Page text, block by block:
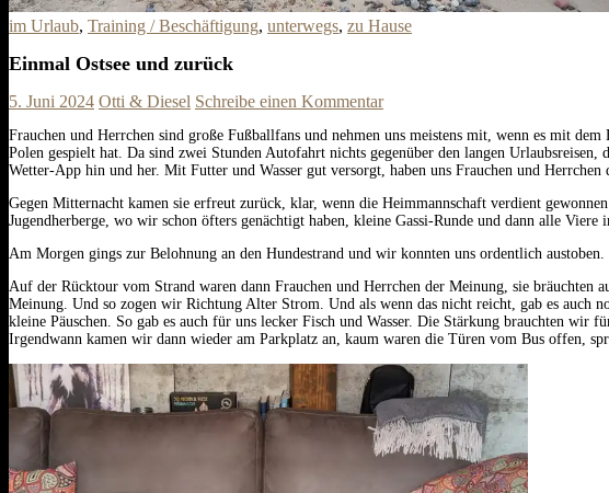
im Urlaub, Training / Beschäftigung, unterwegs, zu Hause
Einmal Ostsee und zurück
5. Juni 2024 Otti & Diesel Schreibe einen Kommentar
Frauchen und Herrchen sind große Fußballfans und nehmen uns meistens mit, wenn es mit
Polen gespielt hat. Da sind zwei Stunden Autofahrt nichts gegenüber den langen
Wetter-App hin und her. Mit Futter und Wasser gut versorgt, haben uns Frauchen und Herrchen
Gegen Mitternacht kamen sie erfreut zurück, klar, wenn die Heimmannschaft verdient
Jugendherberge, wo wir schon öfters genächtigt haben, kleine Gassi-Runde und dann alle Viere
Am Morgen gings zur Belohnung an den Hundestrand und wir konnten uns ordentlich
Auf der Rücktour vom Strand waren dann Frauchen und Herrchen der Meinung, sie bräuchten
Meinung. Und so zogen wir Richtung Alter Strom. Und als wenn das nicht reicht, gab es auch
kleine Päuschen. So gab es auch für uns lecker Fisch und Wasser. Die Stärkung brauchten wir
Irgendwann kamen wir dann wieder am Parkplatz an, kaum waren die Türen vom Bus offen,